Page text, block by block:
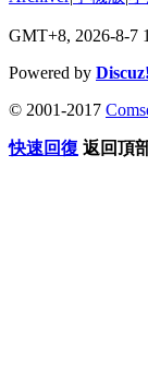
GMT+8, 2026-8-7
Powered by Discuz!
© 2001-2017
快速回復 返回頂